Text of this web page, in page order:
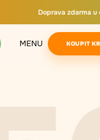
Doprava zdarma
MENU KOUPIT